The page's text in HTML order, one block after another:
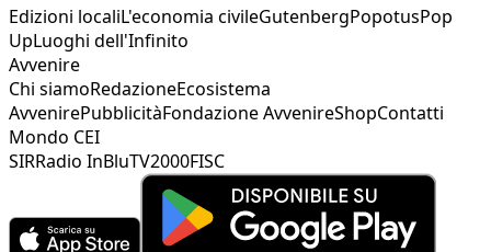
Edizioni localiL'economia civileGutenbergPopotusPop
UpLuoghi dell'Infinito
Avvenire
Chi siamoRedazioneEcosistema
AvvenirePubblicitàFondazione AvvenireShopContatti
Mondo CEI
SIRRadio InBluTV2000FISC